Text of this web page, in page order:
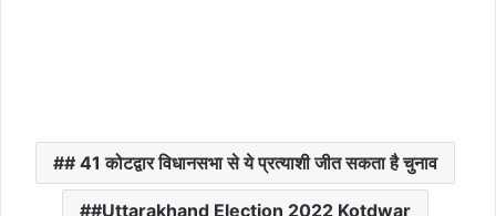
# 41 कोटद्वार विधानसभा से ये प्रत्याशी जीत सकता है चुनाव
#Uttarakhand Election 2022 Kotdwar